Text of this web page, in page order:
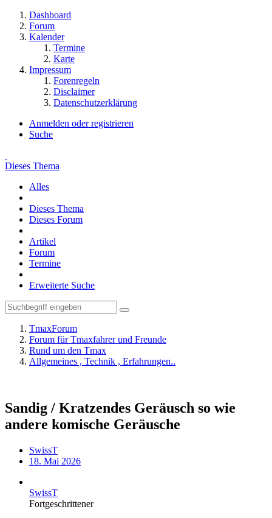
Dashboard
Forum
Kalender
Termine
Karte
Impressum
Forenregeln
Disclaimer
Datenschutzerklärung
Anmelden oder registrieren
Suche
Dieses Thema
Alles
Dieses Thema
Dieses Forum
Artikel
Forum
Termine
Erweiterte Suche
TmaxForum
Forum für Tmaxfahrer und Freunde
Rund um den Tmax
Allgemeines , Technik , Erfahrungen..
Sandig / Kratzendes Geräusch so wie
andere komische Geräusche
SwissT
18. Mai 2026
SwissT
Fortgeschrittener